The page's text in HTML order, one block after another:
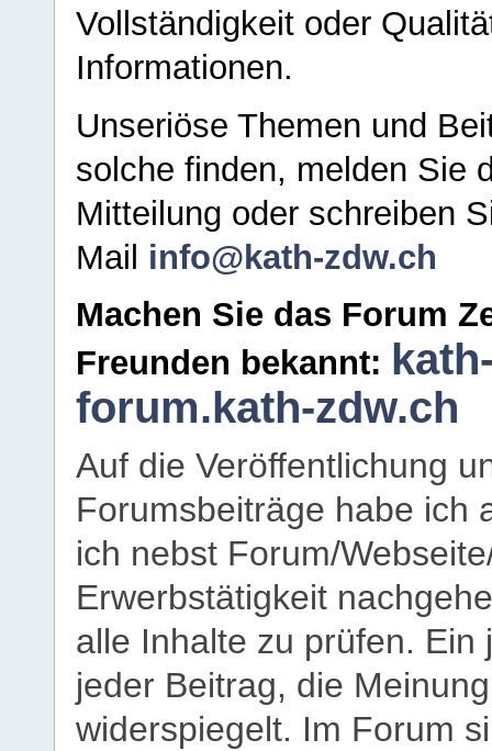
Vollständigkeit oder
Informationen.
Unseriöse Themen und
solche finden, melden Sie
Mitteilung oder schreiben
Mail info@kath-zdw.ch
Machen Sie das Forum
Freunden bekannt:
forum.kath-zdw.ch
Auf die Veröffentlichung
Forumsbeiträge habe ich
ich nebst Forum/
Erwerbstätigkeit
alle Inhalte zu prüfen.
jeder Beitrag, die
widerspiegelt. Im Forum